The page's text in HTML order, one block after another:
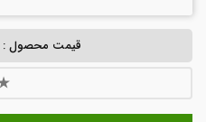
قیمت محصول :